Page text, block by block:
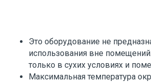
Это оборудование не
использования вне
только в сухих условиях и
Максимальная температура